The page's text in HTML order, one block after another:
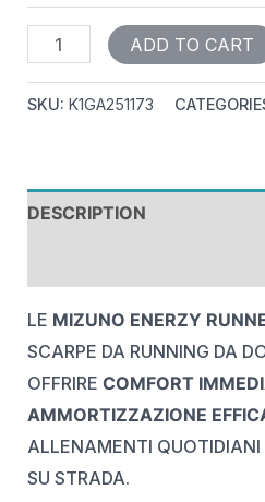
ADD TO CART
SKU: K1GA251173
DESCRIPTION
LE MIZUNO ENERZY
SCARPE DA RUNNING DA
OFFRIRE COMFORT
AMMORTIZZAZIONE
ALLENAMENTI
SU STRADA.